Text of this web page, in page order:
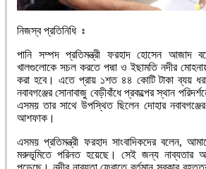
নিজস্ব প্রতিনিধি ঃ
পানি সম্পদ প্রতিমন্ত্রী ফরহাদ হোসেন আজাদ
খালগুলোকে সচল করতে পদ্মা ও ইছামতি নদীর
করা হবে। এতে প্রায় ১শত ৪৪ কোটি টাকা ব্যয়
নবাবগঞ্জের সোনাবাজু বেড়ীবাঁধে প্রকল্পের স্থান
এসময় তার সাথে উপস্থিত ছিলেন দোহার
আশফাক।
এসময় প্রতিমন্ত্রী ফরহাদ সাংবাদিকদের বলেন,
মরুভূমিতে পরিনত হয়েছে। সেই জন্য নাব্যতার